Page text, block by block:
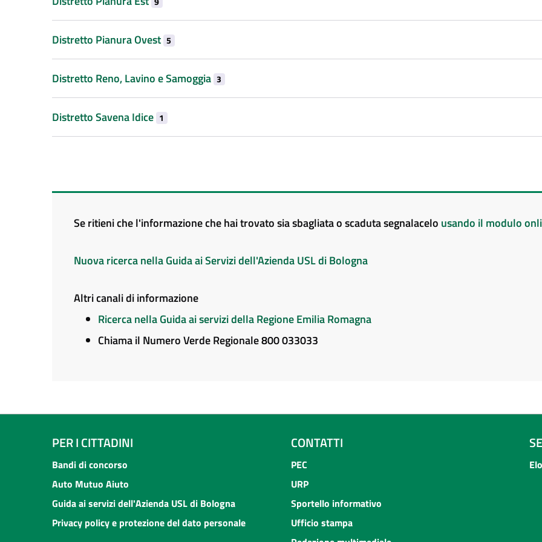
Distretto Pianura Ovest 5
Distretto Reno, Lavino e Samoggia 3
Distretto Savena Idice 1
Se ritieni che l'informazione che hai trovato sia sbagliata o scaduta segnalacelo usando il modulo
Nuova ricerca nella Guida ai Servizi dell'Azienda USL di Bologna
Altri canali di informazione
Ricerca nella Guida ai servizi della Regione Emilia Romagna
Chiama il Numero Verde Regionale 800 033033
PER I CITTADINI
Bandi di concorso
Auto Mutuo Aiuto
Guida ai servizi dell'Azienda USL di Bologna
Privacy policy e protezione del dato personale
CONTATTI
PEC
URP
Sportello informativo
Ufficio stampa